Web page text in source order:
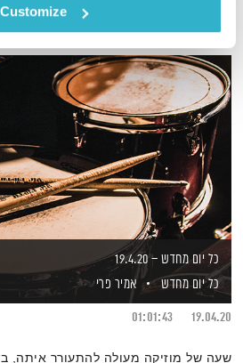
Customize
כל יום מחדש – 19.4.20
כל יום מחדש
אמיר פרי
19.04.20
01:01:43
שעה של מוזיקה מעולה להתעורר איתה,